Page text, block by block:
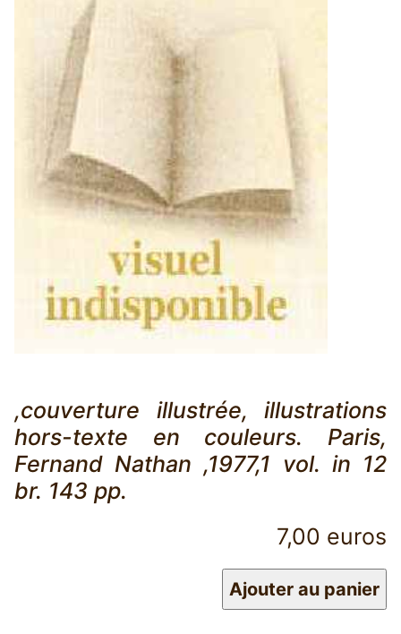
,couverture illustrée, illustrations
hors-texte en couleurs. Paris,
Fernand Nathan ,1977,1 vol. in 12
br. 143 pp.
7,00 euros